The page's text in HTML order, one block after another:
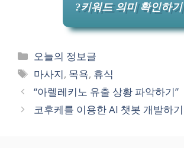
?키워드 의미 확인하기
카
테
고
리
오늘의 정보글
태
그
마사지, 목욕, 휴식
“아렐레키노 유출 상황 파악하기”
코후케를 이용한 AI 챗봇 개발하기